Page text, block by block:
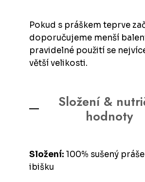
Pokud s práškem teprve
doporučujeme menší
pravidelné použití se
větší velikosti.
Složení &
hodnoty
Složení: 100% sušený
ibišku